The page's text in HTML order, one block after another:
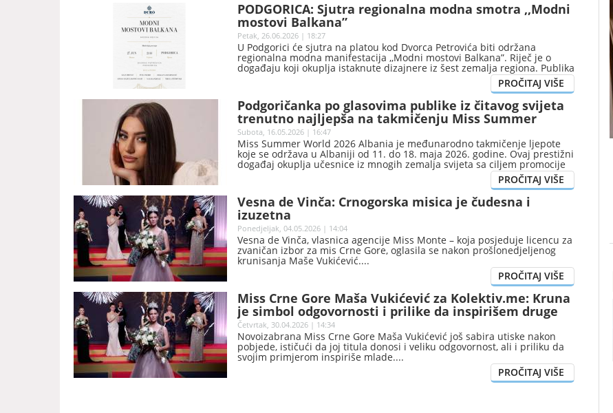
PODGORICA: Sjutra regionalna modna smotra ,,Modni
mostovi Balkana”
Petak, 26.06.2026 | 18:27
U Podgorici će sjutra na platou kod Dvorca Petrovića biti održana
regionalna modna manifestacija ,,Modni mostovi Balkana”. Riječ je o
događaju koji okuplja istaknute dizajnere iz šest zemalja regiona. Publika
će imati priliku da vidi šest revija renomiranih autora: Kaja Hrovat
(Slovenija), Ivica Skoko (Hrvatska), Dragana Ognjenović (Srbija), HAAD
(BiH), Nikola Petrovski (Sjeverna Makedonija) i Nataša Pejović (Crna
Gora).
Podgoričanka po glasovima publike iz čitavog svijeta
trenutno najljepša na takmičenju Miss Summer
World 2026.
Subota, 16.05.2026 | 16:47
Miss Summer World 2026 Albania je međunarodno takmičenje ljepote
koje se održava u Albaniji od 11. do 18. maja 2026. godine. Ovaj prestižni
događaj okuplja učesnice iz mnogih zemalja svijeta sa ciljem promocije
ljepote, kulture, elegancije i turizma Albanije.
Vesna de Vinča: Crnogorska misica je čudesna i
izuzetna
Ponedjeljak, 04.05.2026 | 14:04
Vesna de Vinča, vlasnica agencije Miss Monte – koja posjeduje licencu za
zvaničan izbor za mis Crne Gore, oglasila se nakon prošlonedjeljenog
krunisanja Maše Vukićević.
Miss Crne Gore Maša Vukićević za Kolektiv.me: Kruna
je simbol odgovornosti i prilike da inspirišem druge
Četvrtak, 30.04.2026 | 14:34
Novoizabrana Miss Crne Gore Maša Vukićević još sabira utiske nakon
pobjede, ističući da joj titula donosi i veliku odgovornost, ali i priliku da
svojim primjerom inspiriše mlade.